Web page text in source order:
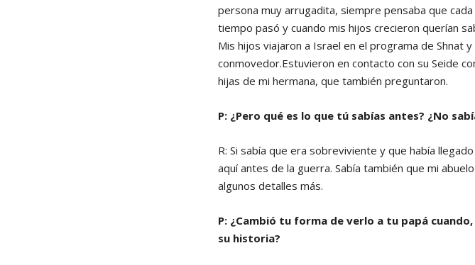
persona muy arrugadita, siempre pensaba que
tiempo pasó y cuando mis hijos crecieron querían
Mis hijos viajaron a Israel en el programa de Shnat
conmovedor.Estuvieron en contacto con su Seide
hijas de mi hermana, que también preguntaron.
P: ¿Pero qué es lo que tú sabías antes? ¿No
R: Si sabía que era sobreviviente y que había
aquí antes de la guerra. Sabía también que mi
algunos detalles más.
P: ¿Cambió tu forma de verlo a tu papá
su historia?